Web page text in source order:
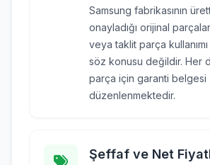
Samsung fabrikasının
onayladığı orijinal
veya taklit parça
söz konusu değildir. Her
parça için garanti belgesi
düzenlenmektedir.
Şeffaf ve Net